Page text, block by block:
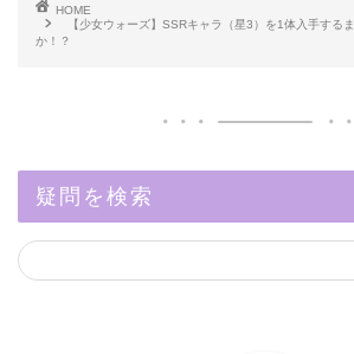
HOME
【少女ウォーズ】SSRキャラ（星3）を1体入手する
か！？
疑問を検索